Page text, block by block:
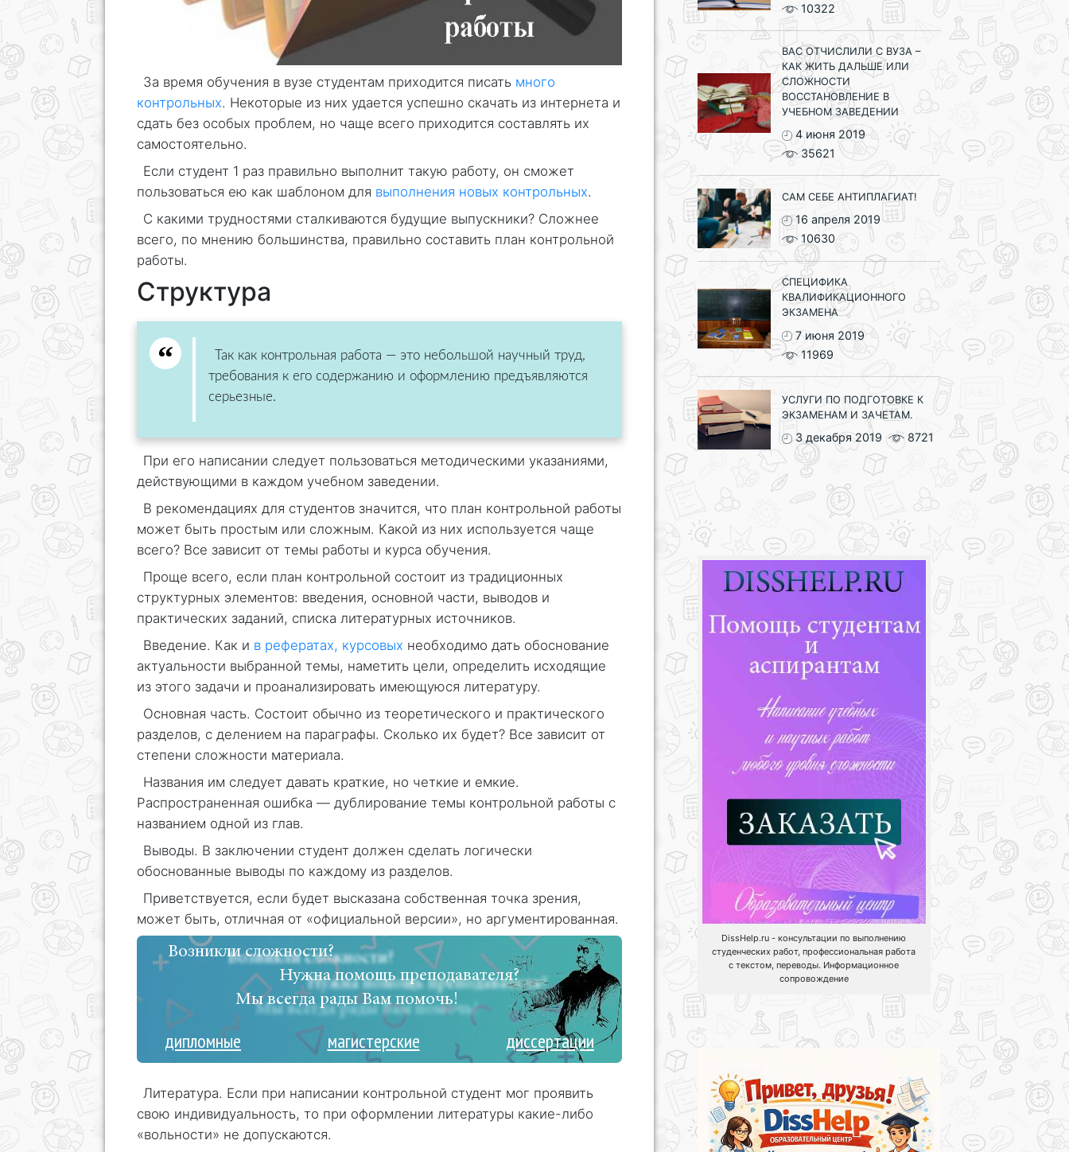
За время обучения в вузе студентам приходится писать много
контрольных. Некоторые из них удается успешно скачать из интернета и
сдать без особых проблем, но чаще всего приходится составлять их
самостоятельно.
Если студент 1 раз правильно выполнит такую работу, он сможет
пользоваться ею как шаблоном для выполнения новых контрольных.
С какими трудностями сталкиваются будущие выпускники? Сложнее
всего, по мнению большинства, правильно составить план контрольной
работы.
Структура
Так как контрольная работа — это небольшой научный труд,
требования к его содержанию и оформлению предъявляются
серьезные.
При его написании следует пользоваться методическими указаниями,
действующими в каждом учебном заведении.
В рекомендациях для студентов значится, что план контрольной работы
может быть простым или сложным. Какой из них используется чаще
всего? Все зависит от темы работы и курса обучения.
Проще всего, если план контрольной состоит из традиционных
структурных элементов: введения, основной части, выводов и
практических заданий, списка литературных источников.
Введение. Как и в рефератах, курсовых необходимо дать обоснование
актуальности выбранной темы, наметить цели, определить исходящие
из этого задачи и проанализировать имеющуюся литературу.
Основная часть. Состоит обычно из теоретического и практического
разделов, с делением на параграфы. Сколько их будет? Все зависит от
степени сложности материала.
Названия им следует давать краткие, но четкие и емкие.
Распространенная ошибка — дублирование темы контрольной работы с
названием одной из глав.
Выводы. В заключении студент должен сделать логически
обоснованные выводы по каждому из разделов.
Приветствуется, если будет высказана собственная точка зрения,
может быть, отличная от «официальной версии», но аргументированная.
Возникли сложности?
Нужна помощь преподавателя?
Мы всегда рады Вам помочь!
дипломные магистерские диссертации
Литература. Если при написании контрольной студент мог проявить
свою индивидуальность, то при оформлении литературы какие-либо
«вольности» не допускаются.
10322
ВАС ОТЧИСЛИЛИ С ВУЗА –
КАК ЖИТЬ ДАЛЬШЕ ИЛИ
СЛОЖНОСТИ
ВОССТАНОВЛЕНИЕ В
УЧЕБНОМ ЗАВЕДЕНИИ
4 июня 2019
35621
САМ СЕБЕ АНТИПЛАГИАТ!
16 апреля 2019
10630
СПЕЦИФИКА
КВАЛИФИКАЦИОННОГО
ЭКЗАМЕНА
7 июня 2019
11969
УСЛУГИ ПО ПОДГОТОВКЕ К
ЭКЗАМЕНАМ И ЗАЧЕТАМ.
3 декабря 2019 8721
DissHelp.ru - консультации по выполнению
студенческих работ, профессиональная работа
с текстом, переводы. Информационное
сопровождение